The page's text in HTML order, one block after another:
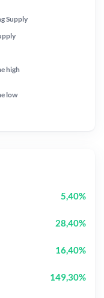
Supply
high
low
5,40%
28,40%
16,40%
149,30%